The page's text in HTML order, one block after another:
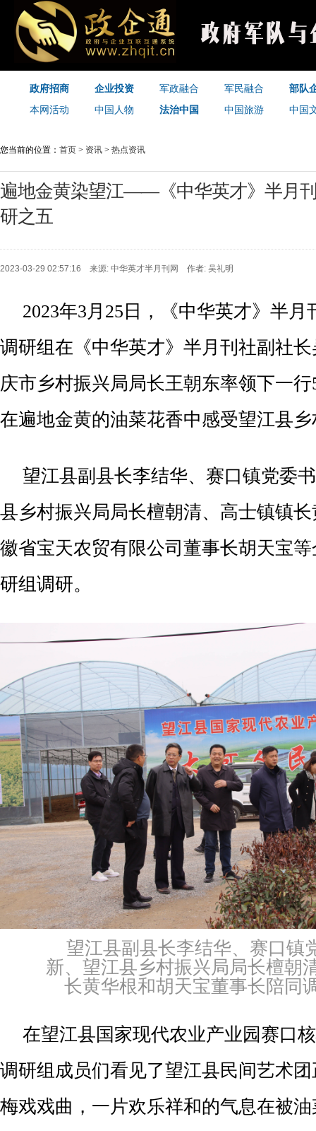
政府招商 企业投资 军政融合 军民融合
部队
本网活动
中国人物 法治中国 中国旅游 中国
您当前的位置： 首页 > 资讯 > 热点资讯
遍地金黄染望江——《中华英才》半月
研之五
2023-03-29 02:57:16 来源: 中华英才半月刊网 作者: 吴礼明
2023年3月25日，《中华英才》半
调研组在《中华英才》半月刊社副社
庆市乡村振兴局局长王朝东率领下一
在遍地金黄的油菜花香中感受望江县
望江县副县长李结华、赛口镇党委
县乡村振兴局局长檀朝清、高士镇镇
徽省宝天农贸有限公司董事长胡天宝
研组调研。
望江县副县长李结华、赛口镇
新、望江县乡村振兴局局长檀朝
长黄华根和胡天宝董事长陪同
在望江县国家现代农业产业园赛口
调研组成员们看见了望江县民间艺术
梅戏戏曲，一片欢乐祥和的气息在被